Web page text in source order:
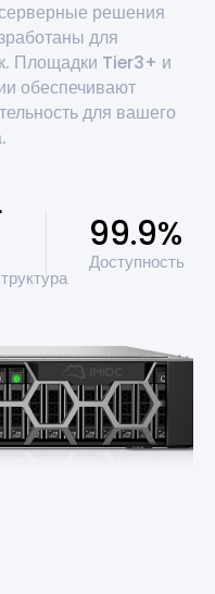
решения
для
Площадки Tier3+ и
обеспечивают
для вашего
99.9%
Доступность